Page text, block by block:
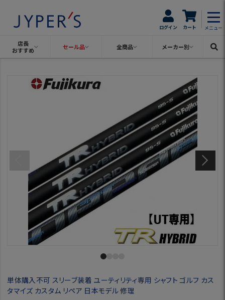
ログイン カート メニュー
店長
おすすめ
セール品 全商品 メーカー別
単体購入不可 スリーブ装着 ユーティリティ専用 シャフト ゴルフ カス
タマイズ カスタム リペア 日本モデル 修理